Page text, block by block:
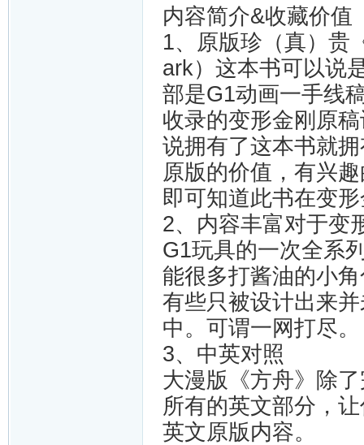
内容简介&收藏价值
1、原版珍（真）贵
ark）这本书可以说
部是G1动画一手线
收录的变形金刚原
说拥有了这本书就
原版的价值，有兴
即可知道此书
2、内容丰富对于变
G1玩具的一次全系
能很多打酱油的小
有些只被设计出来
中。可谓一网打尽。
3、中英对照
大漫版《方舟》除
所有的英文部分，
英文原版内容。